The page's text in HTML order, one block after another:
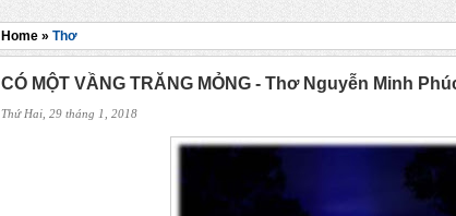
Home » Thơ
CÓ MỘT VẦNG TRĂNG MỎNG - Thơ Nguyễn Minh
Thứ Hai, 29 tháng 1, 2018